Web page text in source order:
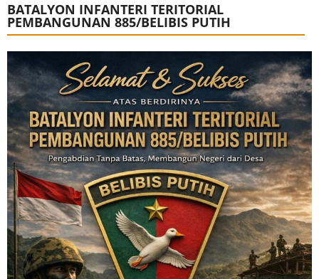
BATALYON INFANTERI TERITORIAL
PEMBANGUNAN 885/BELIBIS PUTIH